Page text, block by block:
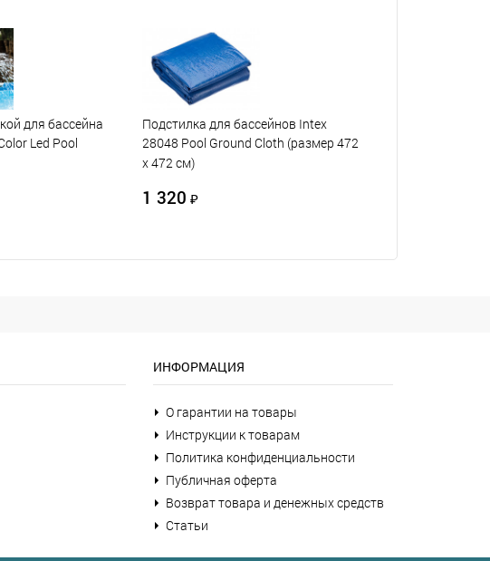
для бассейна
Led Pool
Подстилка для бассейнов Intex
28048 Pool Ground Cloth (размер 472
х 472 см)
1 320 ₽
ИНФОРМАЦИЯ
О гарантии на товары
Инструкции к товарам
Политика конфиденциальности
Публичная оферта
Возврат товара и денежных средств
Статьи